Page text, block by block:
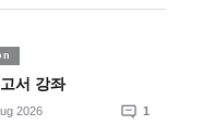
서 강좌
2026 1